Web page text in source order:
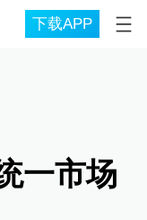
下载APP
一市场